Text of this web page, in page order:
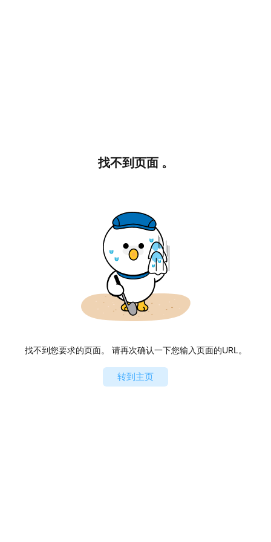
找不到页面 。
找不到您要求的页面。 请再次确认一下您输入页面的URL。
转到主页